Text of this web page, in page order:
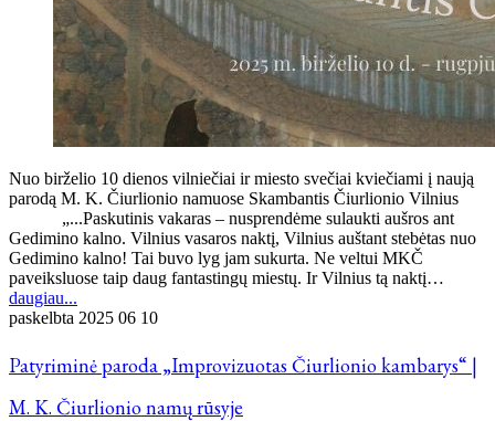
Nuo birželio 10 dienos vilniečiai ir miesto svečiai kviečiami į naują
parodą M. K. Čiurlionio namuose Skambantis Čiurlionio Vilnius
„...Paskutinis vakaras – nusprendėme sulaukti aušros ant
Gedimino kalno. Vilnius vasaros naktį, Vilnius auštant stebėtas nuo
Gedimino kalno! Tai buvo lyg jam sukurta. Ne veltui MKČ
paveiksluose taip daug fantastingų miestų. Ir Vilnius tą naktį…
daugiau...
paskelbta 2025 06 10
Patyriminė paroda „Improvizuotas Čiurlionio kambarys“ |
M. K. Čiurlionio namų rūsyje